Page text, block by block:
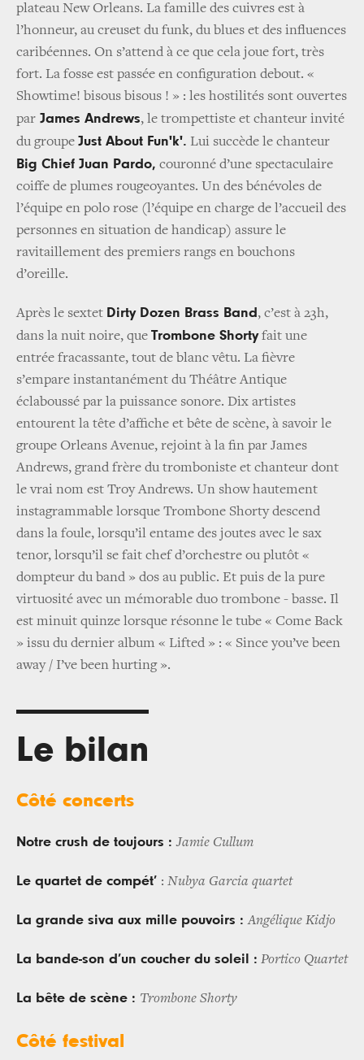
plateau New Orleans. La famille des cuivres est à
l’honneur, au creuset du funk, du blues et des influences
caribéennes. On s’attend à ce que cela joue fort, très
fort. La fosse est passée en configuration debout. «
Showtime! bisous bisous ! » : les hostilités sont ouvertes
par James Andrews, le trompettiste et chanteur invité
du groupe Just About Fun'k'. Lui succède le chanteur
Big Chief Juan Pardo, couronné d’une spectaculaire
coiffe de plumes rougeoyantes. Un des bénévoles de
l’équipe en polo rose (l’équipe en charge de l’accueil des
personnes en situation de handicap) assure le
ravitaillement des premiers rangs en bouchons
d’oreille.
Après le sextet Dirty Dozen Brass Band , c’est à 23h,
dans la nuit noire, que Trombone Shortyfait une
entrée fracassante, tout de blanc vêtu. La fièvre
s’empare instantanément du Théâtre Antique
éclaboussé par la puissance sonore. Dix artistes
entourent la tête d’affiche et bête de scène, à savoir le
groupe Orleans Avenue, rejoint à la fin par James
Andrews, grand frère du tromboniste et chanteur dont
le vrai nom est Troy Andrews. Un show hautement
instagrammable lorsque Trombone Shorty descend
dans la foule, lorsqu’il entame des joutes avec le sax
tenor, lorsqu’il se fait chef d’orchestre ou plutôt «
dompteur du band » dos au public. Et puis de la pure
virtuosité avec un mémorable duo trombone - basse. Il
est minuit quinze lorsque résonne le tube « Come Back
» issu du dernier album « Lifted » : « Since you’ve been
away / I’ve been hurting ».
Le bilan
Côté concerts
Notre crush de toujours :Jamie Cullum
Le quartet de compét’ : Nubya Garcia quartet
La grande siva aux mille pouvoirs :Angélique Kidjo
La bande-son d’un coucher du soleil : Portico Quartet
La bête de scène : Trombone Shorty
Côté festival